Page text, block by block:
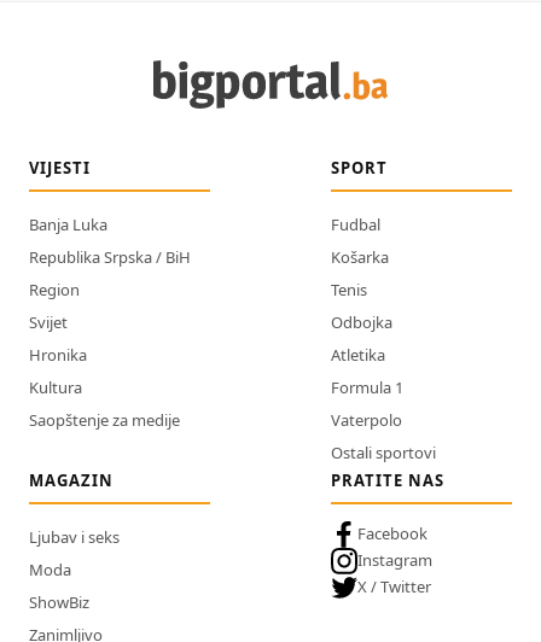
VIJESTI
Banja Luka
Republika Srpska / BiH
Region
Svijet
Hronika
Kultura
Saopštenje za medije
SPORT
Fudbal
Košarka
Tenis
Odbojka
Atletika
Formula 1
Vaterpolo
Ostali sportovi
MAGAZIN
Ljubav i seks
Moda
ShowBiz
Zanimljivo
PRATITE NAS
Facebook
Instagram
X / Twitter